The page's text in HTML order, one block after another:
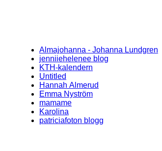
Almajohanna - Johanna Lundgren
jenniiehelenee blog
KTH-kalendern
Untitled
Hannah Almerud
Emma Nyström
mamame
Karolina
patriciafoton blogg